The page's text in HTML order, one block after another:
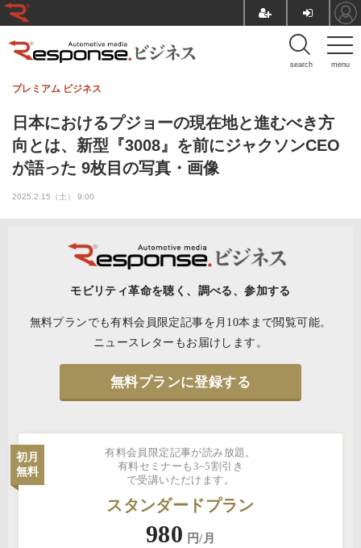
menu
search
日本におけるプジョーの現在地と進むべき方
向とは、新型『3008』を前にジャクソンCEO
が語った 9枚目の写真・画像
プレミアム ビジネス
2025.2.15（土） 9:00
モビリティ革命を聴く、調べる、参加する
無料プランでも有料会員限定記事を月10本まで閲覧可能。
ニュースレターもお届けします。
無料プランに登録する
有料会員限定記事が読み放題。
有料セミナーも3~5割引き
で受講いただけます。
初月
無料
スタンダードプラン
980 円/月